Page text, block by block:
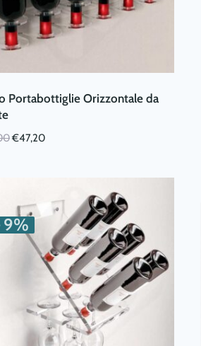
Portabottiglie Orizzontale da
Il
€47,20Il
€47,20.
9%